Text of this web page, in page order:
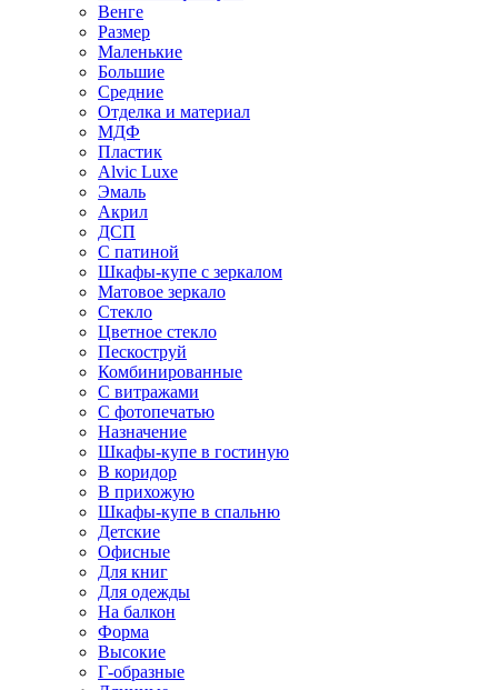
Венге
Размер
Маленькие
Большие
Средние
Отделка и материал
МДФ
Пластик
Alvic Luxe
Эмаль
Акрил
ДСП
С патиной
Шкафы-купе с зеркалом
Матовое зеркало
Стекло
Цветное стекло
Пескоструй
Комбинированные
С витражами
С фотопечатью
Назначение
Шкафы-купе в гостиную
В коридор
В прихожую
Шкафы-купе в спальню
Детские
Офисные
Для книг
Для одежды
На балкон
Форма
Высокие
Г-образные